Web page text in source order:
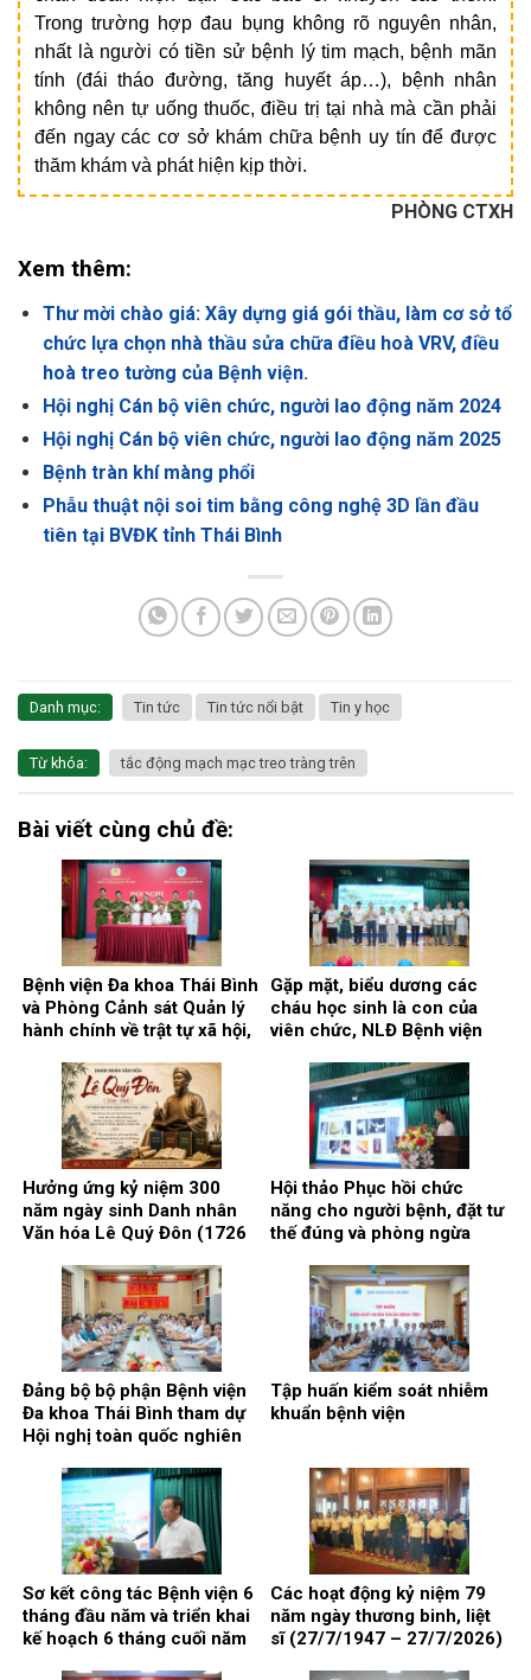
Trong trường hợp đau bụng không rõ nguyên nhân,
nhất là người có tiền sử bệnh lý tim mạch, bệnh mãn
tính (đái tháo đường, tăng huyết áp…), bệnh nhân
không nên tự uống thuốc, điều trị tại nhà mà cần phải
đến ngay các cơ sở khám chữa bệnh uy tín để được
thăm khám và phát hiện kịp thời.
PHÒNG CTXH
Xem thêm:
Thư mời chào giá: Xây dựng giá gói thầu, làm cơ sở tổ
chức lựa chọn nhà thầu sửa chữa điều hoà VRV, điều
hoà treo tường của Bệnh viện.
Hội nghị Cán bộ viên chức, người lao động năm 2024
Hội nghị Cán bộ viên chức, người lao động năm 2025
Bệnh tràn khí màng phổi
Phẫu thuật nội soi tim bằng công nghệ 3D lần đầu
tiên tại BVĐK tỉnh Thái Bình
Danh mục: Tin tức Tin tức nổi bật Tin y học
Từ khóa: tắc động mạch mạc treo tràng trên
Bài viết cùng chủ đề:
Bệnh viện Đa khoa Thái Bình
và Phòng Cảnh sát Quản lý
hành chính về trật tự xã hội,
kết Quy chế phối hợp bảo
đảm an ninh, trật tự trong cơ
sở khám, chữa bệnh
Gặp mặt, biểu dương các
cháu học sinh là con của
viên chức, NLĐ Bệnh viện
tập năm học 2025 – 2026.
Hưởng ứng kỷ niệm 300
năm ngày sinh Danh nhân
Văn hóa Lê Quý Đôn (1726
Hội thảo Phục hồi chức
năng cho người bệnh, đặt tư
thế đúng và phòng ngừa
Đảng bộ bộ phận Bệnh viện
Đa khoa Thái Bình tham dự
Hội nghị toàn quốc nghiên
triển khai thực hiện Nghị
quyết Hội nghị lần thứ ba
Ban chấp hành Trung ương
Đảng khóa XIV
Tập huấn kiểm soát nhiễm
khuẩn bệnh viện
Sơ kết công tác Bệnh viện 6
tháng đầu năm và triển khai
kế hoạch 6 tháng cuối năm
Các hoạt động kỷ niệm 79
năm ngày thương binh, liệt
sĩ (27/7/1947 – 27/7/2026)